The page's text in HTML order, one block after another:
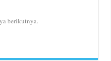
berikutnya.